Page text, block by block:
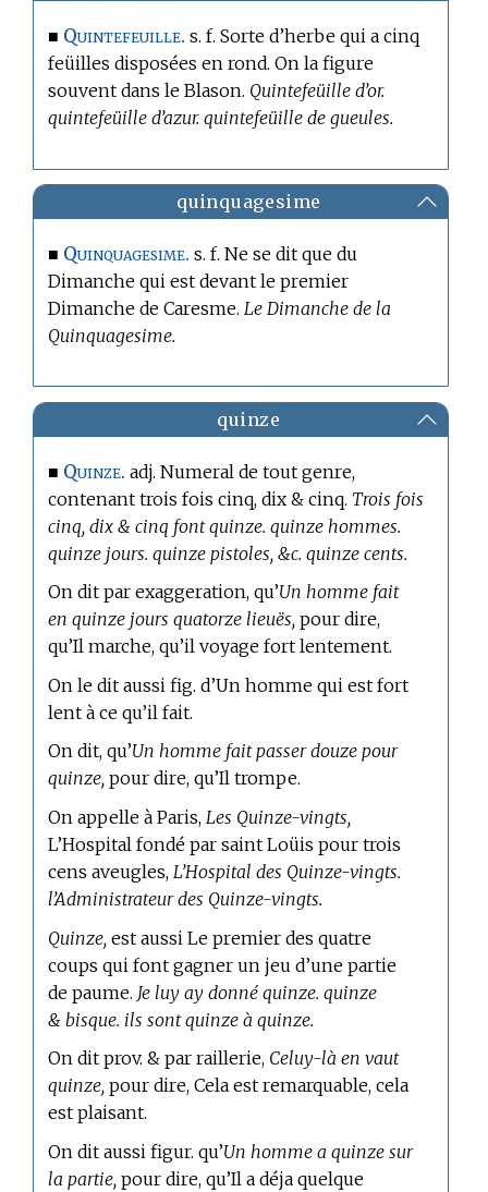
■ Quintefeuille. s. f. Sorte d’herbe qui a cinq
feüilles disposées en rond. On la figure
souvent dans le Blason. Quintefeüille d’or.
quintefeüille d’azur. quintefeüille de gueules.
quinquagesime
■ Quinquagesime. s. f. Ne se dit que du
Dimanche qui est devant le premier
Dimanche de Caresme. Le Dimanche de la
Quinquagesime.
quinze
■ Quinze. adj. Numeral de tout genre,
contenant trois fois cinq, dix & cinq. Trois fois
cinq, dix & cinq font quinze. quinze hommes.
quinze jours. quinze pistoles, &c. quinze cents.
On dit par exaggeration, qu’Un homme fait
en quinze jours quatorze lieuës, pour dire,
qu’Il marche, qu’il voyage fort lentement.
On le dit aussi fig. d’Un homme qui est fort
lent à ce qu’il fait.
On dit, qu’Un homme fait passer douze pour
quinze, pour dire, qu’Il trompe.
On appelle à Paris,Les Quinze-vingts,
L’Hospital fondé par saint Loüis pour trois
cens aveugles,L’Hospital des Quinze-vingts.
l’Administrateur des Quinze-vingts.
Quinze, est aussi Le premier des quatre
coups qui font gagner un jeu d’une partie
de paume. Je luy ay donné quinze. quinze
& bisque. ils sont quinze à quinze.
On dit prov. & par raillerie, Celuy-là en vaut
quinze, pour dire, Cela est remarquable, cela
est plaisant.
On dit aussi figur. qu’Un homme a quinze sur
la partie, pour dire, qu’Il a déja quelque